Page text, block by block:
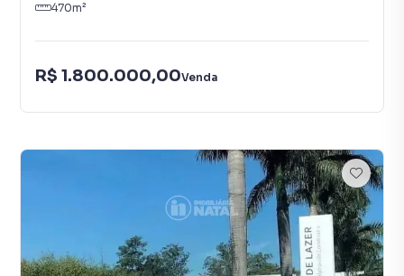
470m²
R$ 1.800.000,00Venda